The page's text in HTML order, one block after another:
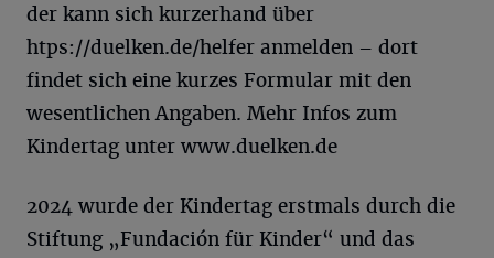
der kann sich kurzerhand über
htps://duelken.de/helfer anmelden – dort
findet sich eine kurzes Formular mit den
wesentlichen Angaben. Mehr Infos zum
Kindertag unter www.duelken.de
2024 wurde der Kindertag erstmals durch die
Stiftung „Fundación für Kinder“ und das